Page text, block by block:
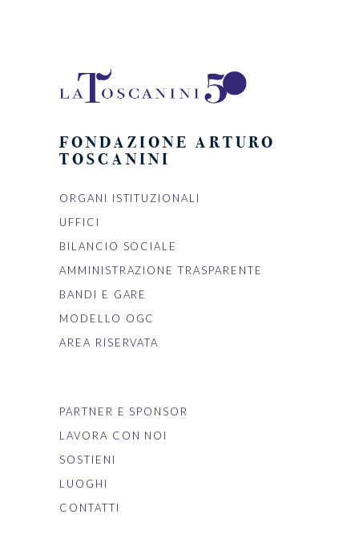
FONDAZIONE ARTURO
TOSCANINI
ORGANI ISTITUZIONALI
UFFICI
BILANCIO SOCIALE
AMMINISTRAZIONE TRASPARENTE
BANDI E GARE
MODELLO OGC
AREA RISERVATA
PARTNER E SPONSOR
LAVORA CON NOI
SOSTIENI
LUOGHI
CONTATTI